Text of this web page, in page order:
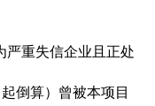
严重失信企业且正处
倒算）曾被本项目